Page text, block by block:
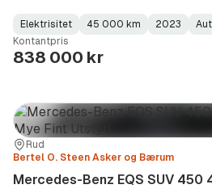
Fuel
Type:
Elektrisitet
Kilometerstand:
45 000 km
Model
Year:
2023
Gearbox
Type:
Kontantpris
838 000 kr
Sted:
Rud
Forhandler:
Bertel O. Steen Asker og Bærum
Mercedes-Benz EQS SUV 450